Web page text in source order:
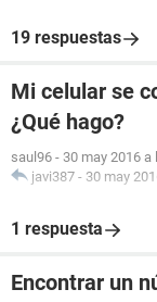
19 respuestas
Mi celular se
¿Qué hago?
saul96 - 30 may 2016 a
javi387 - 30 may
1 respuesta
Encontrar un